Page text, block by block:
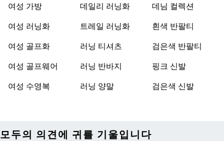
여성 가방
여성 러닝화
여성 골프화
여성 골프웨어
여성 수영복
데일리 러닝화
트레일 러닝화
러닝 티셔츠
러닝 반바지
러닝 양말
데님 컬렉션
흰색 반팔티
검은색 반팔티
핑크 신발
검은색 신발
모두의 의견에 귀를 기울입니다